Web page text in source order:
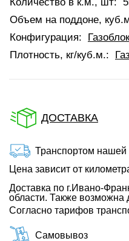
Объем на поддоне,
Конфигурация:
Плотность, кг/куб.м.:
ДОСТАВКА
Транспортом нашей
Цена зависит от
Доставка по г.Ивано-
области. Также возможна
Согласно тарифов
Самовывоз